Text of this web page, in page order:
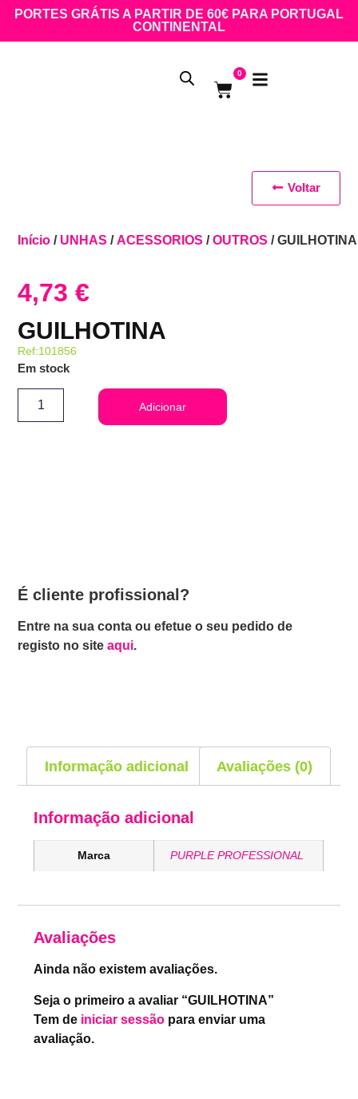
PORTES GRÁTIS A PARTIR DE 60€ PARA PORTUGAL
CONTINENTAL
0
Início / UNHAS /ACESSORIOS /OUTROS / GUILHOTINA
4,73€
GUILHOTINA
Ref:101856
Em stock
Adicionar
É cliente profissional?
Entre na sua conta ou efetue o seu pedido de
registo no siteaqui.
Voltar
Informação adicional Avaliações (0)
Informação adicional
Marca PURPLE PROFESSIONAL
Avaliações
Ainda não existem avaliações.
Seja o primeiro a avaliar “GUILHOTINA”
Tem de iniciar sessão para enviar uma
avaliação.